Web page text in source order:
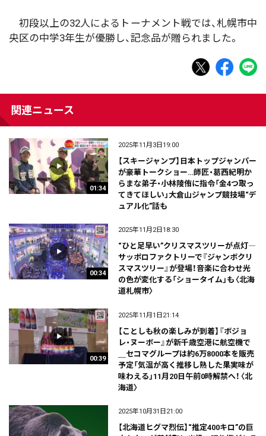
初段以上の32人によるトーナメント戦では、札幌市中
央区の中学3年生が優勝し、記念品が贈られました。
関連ニュース
01:34
2025年11月3日19:00
【スキージャンプ】日本トップジャンパー
が豪華トークショー…師匠・葛西紀明か
らまな弟子・小林陵侑に指令「金4つ取っ
てきてほしい」大倉山ジャンプ競技場“デ
ュアル化”話も
00:34
2025年11月2日18:30
“ひと足早い”クリスマスツリーが点灯―
サッポロファクトリーで『ジャンボクリ
スマスツリー』が登場！音楽に合わせ光
の色が変化する「ショータイム」も〈北海
道札幌市〉
00:39
2025年11月1日21:14
【ことしも秋の楽しみが到着】『ボジョ
レ・ヌーボー』が新千歳空港に航空機で
＿セコマグループは約6万8000本を販売
予定「気温が高く推移し熟した果実味が
味わえる」11月20日午前0時解禁へ！〈北
海道〉
2025年10月31日21:00
【北海道ヒグマ烈伝】“推定400キロ”の巨